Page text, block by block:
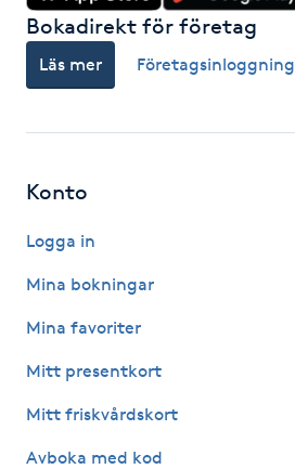
Hatha Yoga
HIFU
Hot Stone Massage
Bokadirekt för företag
Läs mer Företagsinloggning
Konto
Logga in
Mina bokningar
Mina favoriter
Mitt presentkort
Mitt friskvårdskort
Avboka med kod